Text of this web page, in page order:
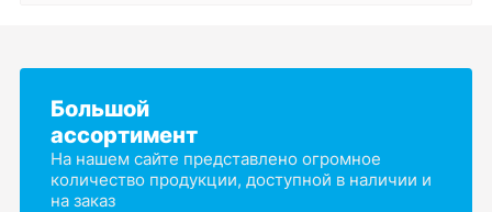
Большой
ассортимент
На нашем сайте представлено огромное
количество продукции, доступной в наличии и
на заказ